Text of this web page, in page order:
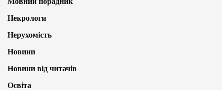
Некрологи
Нерухомість
Новини
Новини від читачів
Освіта